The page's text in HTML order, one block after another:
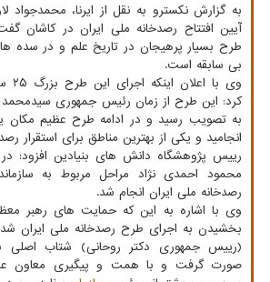
به گزارش نکسترو به نقل از ایرنا، محمدجواد
آیین افتتاح رصدخانه ملی ایران در کاشان
طرح بسیار پرهیجان در تاریخ علم و در سده
بی سابقه است.
کرد: این طرح از زمان رئیس جمهوری سیدمحمد
انجامید و یکی از بهترین مناطق برای استقرار
رییس پژوهشگاه دانش های بنیادین افزود:
محمود احمدی نژاد مراحل مربوط به
رصدخانه ملی ایران انجام شد.
وی با اشاره به این که حمایت های رهبر
بخشیدن به اجرای طرح رصدخانه ملی ایران
(رییس جمهوری دکتر روحانی) شتاب اصلی
صورت گرفت و با همت و پیگیری معاون